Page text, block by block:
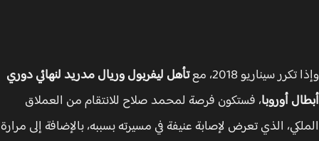
سيناريو 2018، مع
تأهل ليفربول وريال مدريد لنهائي دوري
أوروبا، فستكون فرصة لمحمد صلاح للانتقام من العملاق
الذي تعرض لإصابة عنيفة في مسيرته بسببه، بالإضافة إلى مرارة